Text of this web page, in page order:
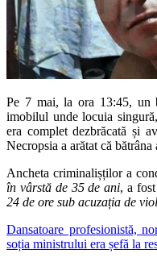
Pe 7 mai, la ora 13:45, un
imobilul unde locuia
era complet dezbrăcată și
Necropsia a arătat că
Ancheta criminalișților a
în vârstă de 35 de ani, a
24 de ore sub acuzația de
Dansatoare profesionistă,
soția ministrului era șefă la